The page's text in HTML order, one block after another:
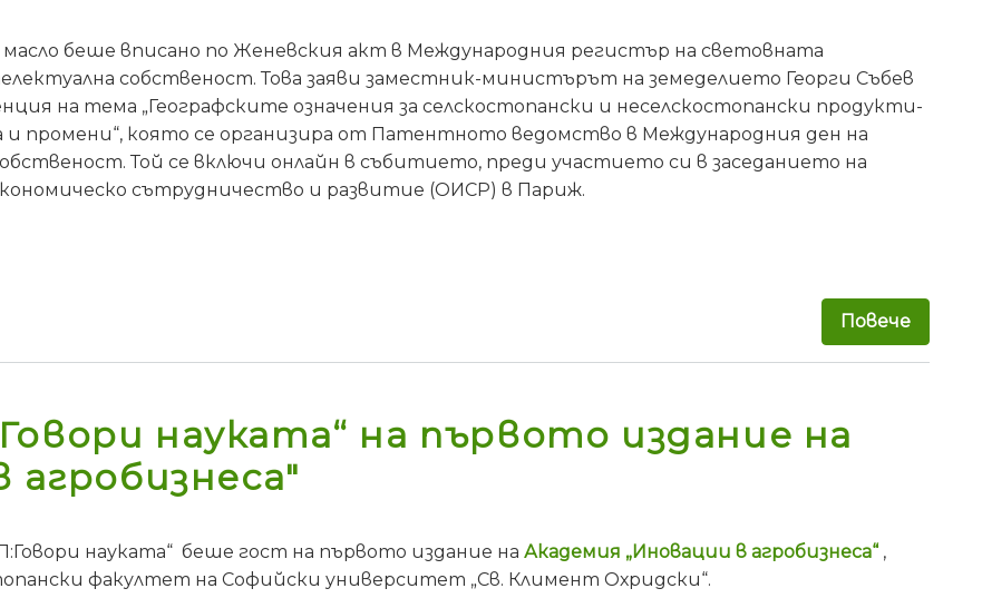
масло беше вписано по Женевския акт в Международния регистър на световната
собственост. Това заяви заместник-министърът на земеделието Георги Събев
на тема „Географските означения за селскостопански и неселскостопански продукти-
и промени“, която се организира от Патентното ведомство в Международния ден на
Той се включи онлайн в събитието, преди участието си в заседанието на
сътрудничество и развитие (ОИСР) в Париж.
Повече
науката“ на първото издание на
науката“ беше гост на първото издание на Академия „Иновации в агробизнеса“ ,
факултет на Софийски университет „Св. Климент Охридски“.